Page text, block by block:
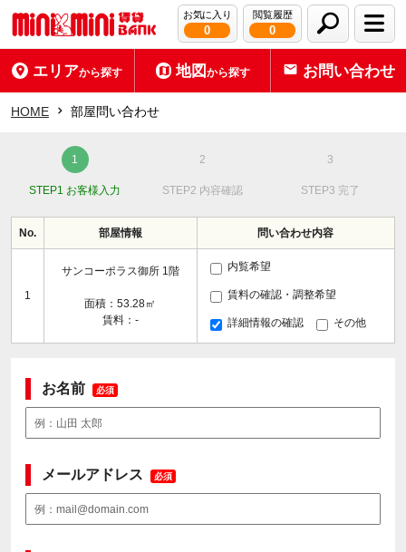
お気に入り
0
閲覧履歴
0
エリアから探す 地図から探す お問い合わせ
HOME 部屋問い合わせ
STEP1 お客様入力 STEP2 内容確認 STEP3 完了
No. 部屋情報 問い合わせ内容
1
サンコーポラス御所 1階
面積：53.28㎡
賃料：-
内覧希望
賃料の確認・調整希望
詳細情報の確認 その他
お名前 必須
メールアドレス 必須